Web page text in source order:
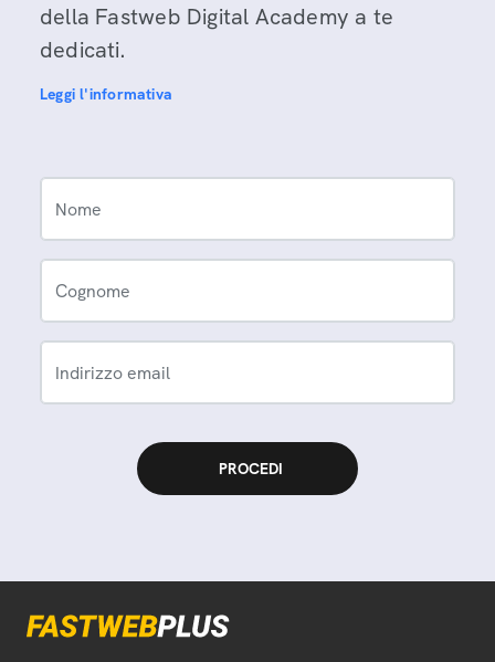
della Fastweb Digital Academy a te
dedicati.
Leggi l'informativa
Nome
Cognome
Indirizzo email